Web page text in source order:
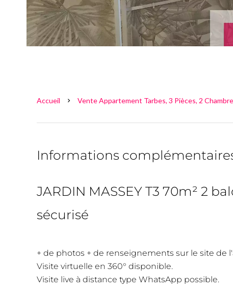
Accueil Vente Appartement Tarbes, 3 Pièces, 2
Informations
JARDIN MASSEY T3 70m² 2
sécurisé
+ de photos + de renseignements sur le site de
Visite virtuelle en 360° disponible.
Visite live à distance type WhatsApp possible.